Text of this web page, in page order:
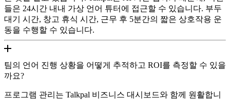
들은 24시간 내내 가상 언어 튜터에 접근할 수 있습니다. 부두
대기 시간, 창고 휴식 시간, 근무 후 5분간의 짧은 상호작용 운
동을 수행할 수 있습니다.
팀의 언어 진행 상황을 어떻게 추적하고 ROI를 측정할 수 있을
까요?
프로그램 관리는 Talkpal 비즈니스 대시보드와 함께 원활합니